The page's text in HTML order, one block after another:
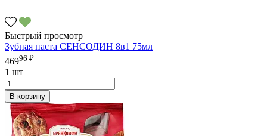
Быстрый просмотр
Зубная паста СЕНСОДИН 8в1 75мл
46996 ₽
1 шт
В корзину